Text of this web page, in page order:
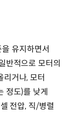
유지하면서
반적으로 모터의
거나, 모터
정도)를 낮게
전압, 직/병렬